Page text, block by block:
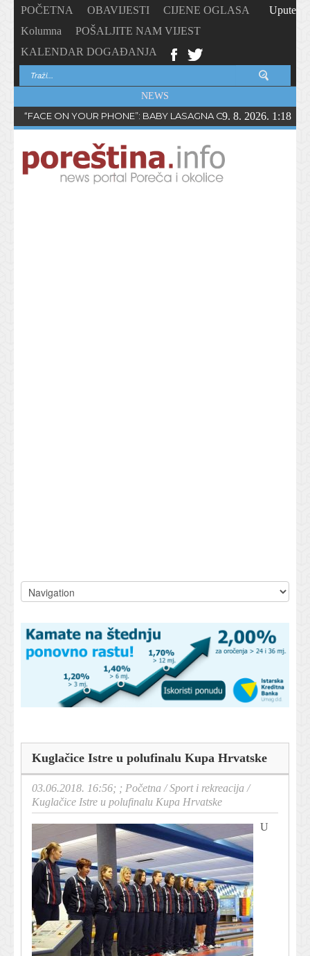
POČETNA OBAVIJESTI
CIJENE OGLASA
Kolumna
POŠALJITE NAM VIJEST
KALENDAR DOGAĐANJA
Upute
NEWS
“FACE ON YOUR PHONE”: BABY LASAGNA OBJAVIO NOVI
9. 8. 2026. 1:18
Kuglačice Istre u polufinalu Kupa Hrvatske
03.06.2018. 16:56; ; Početna /Sport i rekreacija /
Kuglačice Istre u polufinalu Kupa Hrvatske
U